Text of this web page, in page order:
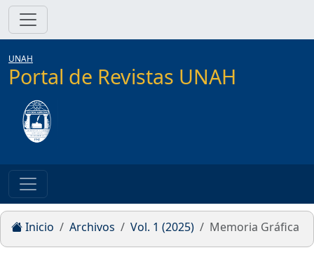
UNAH
Portal de Revistas UNAH
Inicio Archivos Vol. 1 (2025) Memoria Gráfica